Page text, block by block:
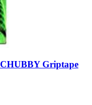
CHUBBY Griptape